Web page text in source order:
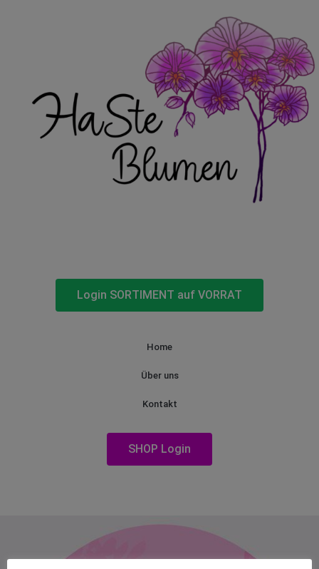
Login SORTIMENT auf VORRAT
Home
Über uns
Kontakt
SHOP Login